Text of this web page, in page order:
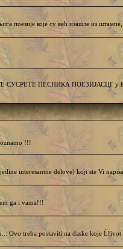
поезије које су већ изашле из
СУСРЕТЕ ПЕСНИКА ПОЕЗИЈАСЦГ у
!!!
interesantne delove) koji ste Vi
ga i vama!!!
Ovo treba postaviti na daske koje Ĺľivot